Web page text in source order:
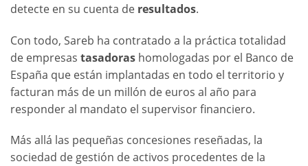
detecte en su cuenta de resultados.
Con todo, Sareb ha contratado a la práctica totalidad
de empresas tasadoras homologadas por el Banco de
España que están implantadas en todo el territorio y
facturan más de un millón de euros al año para
responder al mandato el supervisor financiero.
Más allá las pequeñas concesiones reseñadas, la
sociedad de gestión de activos procedentes de la